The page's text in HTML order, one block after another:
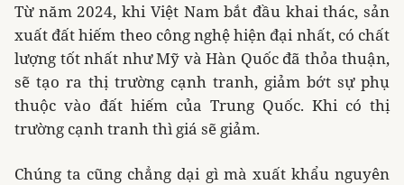
Từ năm 2024, khi Việt Nam bắt đầu khai thác, sản
xuất đất hiếm theo công nghệ hiện đại nhất, có chất
lượng tốt nhất như Mỹ và Hàn Quốc đã thỏa thuận,
sẽ tạo ra thị trường cạnh tranh, giảm bớt sự phụ
thuộc vào đất hiếm của Trung Quốc. Khi có thị
trường cạnh tranh thì giá sẽ giảm.
Chúng ta cũng chẳng dại gì mà xuất khẩu nguyên